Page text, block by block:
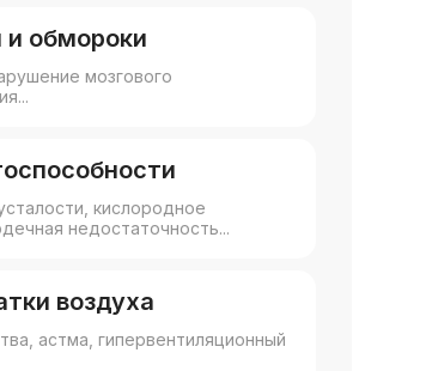
астма, гипервентиляционный
воздуха
кислородное
недостаточность...
мозгового
и обмороки